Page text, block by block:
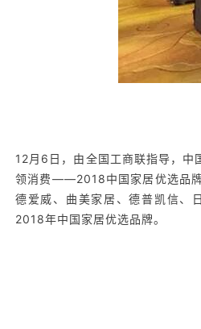
12月6日，由全国工商联指导，中
领消费——2018中国家居优选品牌
德爱威、曲美家居、德普凯信、
2018年中国家居优选品牌。